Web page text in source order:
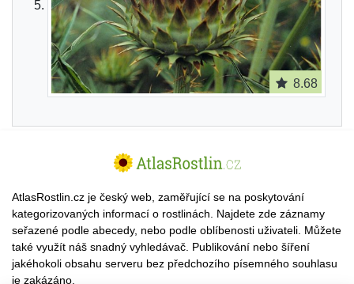
8.68
AtlasRostlin.cz je český web, zaměřující se na poskytování
kategorizovaných informací o rostlinách. Najdete zde záznamy
seřazené podle abecedy, nebo podle oblíbenosti uživateli. Můžete
také využít náš snadný vyhledávač. Publikování nebo šíření
jakéhokoli obsahu serveru bez předchozího písemného souhlasu
je zakázáno.